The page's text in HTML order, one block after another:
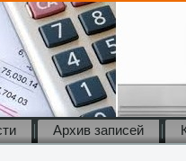
Архив записей